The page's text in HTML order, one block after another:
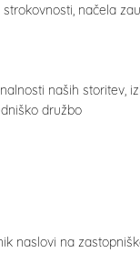
načela
naših storitev,
družbo
naslovi na